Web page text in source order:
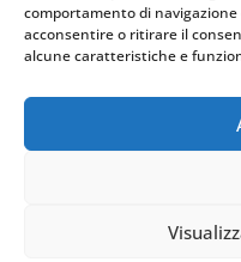
comportamento di
acconsentire o ritirare il
alcune caratteristiche e
Marzo 2023
Settembre 2022
Marzo 2022